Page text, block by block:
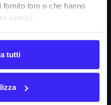
loro o che hanno
servizi.
tutti